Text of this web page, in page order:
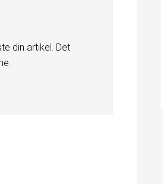
din artikel. Det